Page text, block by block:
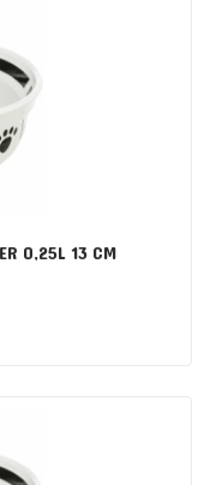
0,25L 13 CM